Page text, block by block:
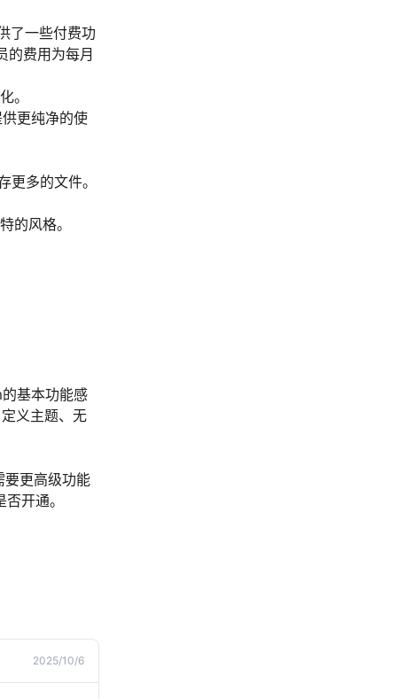
了一些付费功
的费用为每月
。
更纯净的使
多的文件。
的风格。
基本功能感
义主题、无
要更高级功能
开通。
2025/10/6